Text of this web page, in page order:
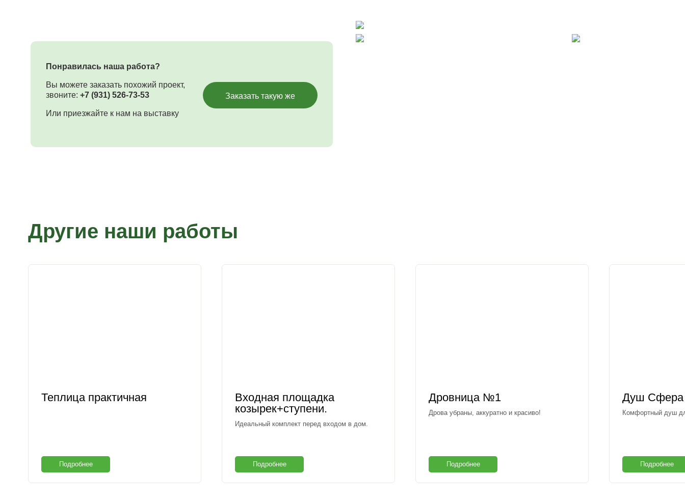
Понравилась наша работа?
Вы можете заказать похожий проект,
звоните: +7 (931) 526-73-53
Или приезжайте к нам на выставку
Заказать такую же
Другие наши работы
Теплица практичная
Подробнее
Входная площадка
козырек+ступени.
Идеальный комплект перед входом в дом.
Подробнее
Дровница №1
Дрова убраны, аккуратно и красиво!
Подробнее
Душ Сфера
Комфортный душ
Подробнее